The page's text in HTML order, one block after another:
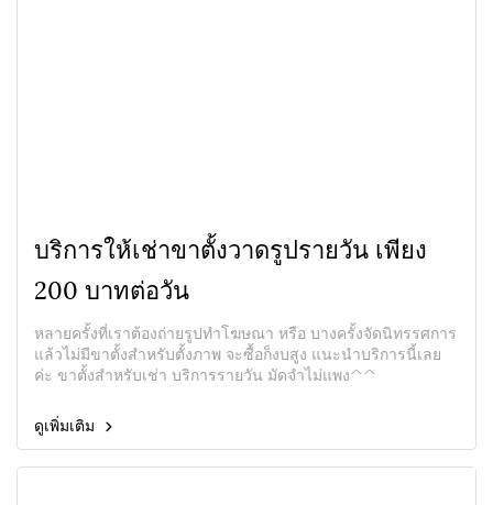
บริการให้เช่าขาตั้งวาดรูปรายวัน เพียง
200 บาทต่อวัน
หลายครั้งที่เราต้องถ่ายรูปทำโฆษณา หรือ บางครั้งจัดนิทรรศการ
แล้วไม่มีขาตั้งสำหรับตั้งภาพ จะซื้อก็งบสูง แนะนำบริการนี้เลย
ค่ะ ขาตั้งสำหรับเช่า บริการรายวัน มัดจำไม่แพง^^
ดูเพิ่มเติม